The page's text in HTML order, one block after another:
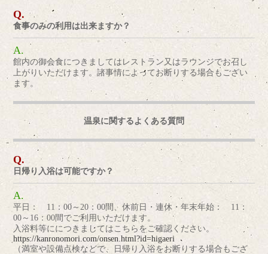
食事のみの利用は出来ますか？
館内の御会食につきましてはレストラン又はラウンジでお召し
上がりいただけます。諸事情によってお断りする場合もござい
ます。
温泉に関するよくある質問
日帰り入浴は可能ですか？
平日： 11：00～20：00間、休前日・連休・年末年始： 11：
00～16：00間でご利用いただけます。
入浴料等ににつきましてはこちらをご確認ください。
https://kanronomori.com/onsen.html?id=higaeri
（満室や設備点検などで、日帰り入浴をお断りする場合もござ